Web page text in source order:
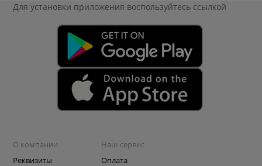
Для установки приложения воспользуйтесь ссылкой
О компании
Реквизиты
Наш сервис
Оплата